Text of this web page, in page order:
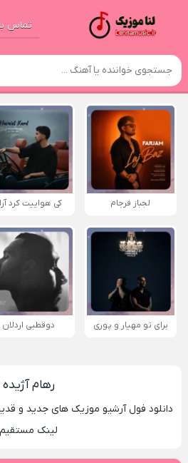
تماس
لجباز فرجام کی هواییت کرد
برای تو مهیار و پوری دوقطبی اردلان
رهام آژیده
دانلود فول آرشیو موزیک های جدید و
لینک مستقیم